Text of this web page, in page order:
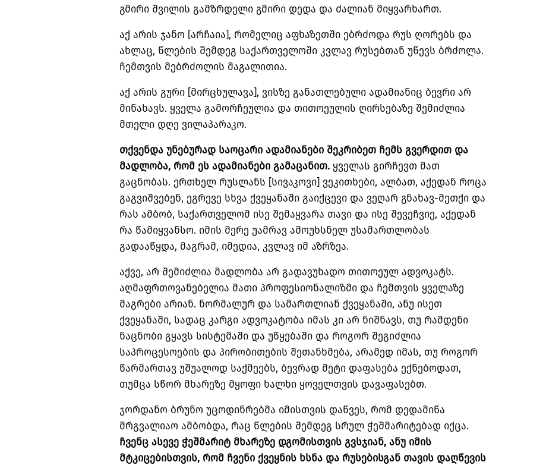
გმირი შვილის გამზრდელი გმირი დედა და ძალიან მიყვარხართ.
აქ არის ჯანო [არჩაია], რომელიც აფხაზეთში ებრძოდა რუს ღორებს და
ახლაც, წლების შემდეგ საქართველოში კვლავ რუსებთან უწევს ბრძოლა.
ჩემთვის მებრძოლის მაგალითია.
აქ არის გური [მირცხულავა], ვისზე განათლებული ადამიანიც ბევრი არ
მინახავს. ყველა გამორჩეულია და თითოეულის ღირსებაზე შემიძლია
მთელი დღე ვილაპარაკო.
თქვენდა უნებურად საოცარი ადამიანები შეკრიბეთ ჩემს გვერდით და
მადლობა, რომ ეს ადამიანები გამაცანით. ყველას გირჩევთ მათ
გაცნობას. ერთხელ რუსლანს [სივაკოვი] ვეკითხები, ალბათ, აქედან როცა
გაგვიშვებენ, ეგრევე სხვა ქვეყანაში გაიქცევი და ვეღარ გნახავ-მეთქი და
რას ამბობ, საქართველომ ისე შემაყვარა თავი და ისე შევეჩვიე, აქედან
რა წამიყვანსო. იმის მერე უამრავ ამოუხსნელ უსამართლობას
გადააწყდა, მაგრამ, იმედია, კვლავ იმ აზრზეა.
აქვე, არ შემიძლია მადლობა არ გადავუხადო თითოეულ ადვოკატს.
აღმაფრთოვანებელია მათი პროფესიონალიზმი და ჩემთვის ყველაზე
მაგრები არიან. ნორმალურ და სამართლიან ქვეყანაში, ანუ ისეთ
ქვეყანაში, სადაც კარგი ადვოკატობა იმას კი არ ნიშნავს, თუ რამდენი
ნაცნობი გყავს სისტემაში და უწყებაში და როგორ შეგიძლია
საპროცესოების და პირობითების შეთანხმება, არამედ იმას, თუ როგორ
წარმართავ უშუალოდ საქმეებს, ბევრად მეტი დაფასება ექნებოდათ,
თუმცა სწორ მხარეზე მყოფი ხალხი ყოველთვის დავაფასებთ.
ჯორდანო ბრუნო უცოდინრებმა იმისთვის დაწვეს, რომ დედამიწა
მრგვალიაო ამბობდა, რაც წლების შემდეგ სრულ ჭეშმარიტებად იქცა.
ჩვენც ასევე ჭეშმარიტ მხარეზე დგომისთვის გვსჯიან, ანუ იმის
მტკიცებისთვის, რომ ჩვენი ქვეყნის ხსნა და რუსებისგან თავის დაღწევის